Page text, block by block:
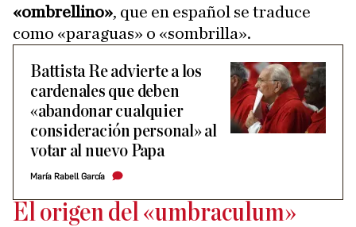
«ombrellino», que en español se traduce
como «paraguas» o «sombrilla».
Battista Re advierte a los
cardenales que deben
«abandonar cualquier
consideración personal» al
votar al nuevo Papa
María Rabell García
El origen del «umbraculum»